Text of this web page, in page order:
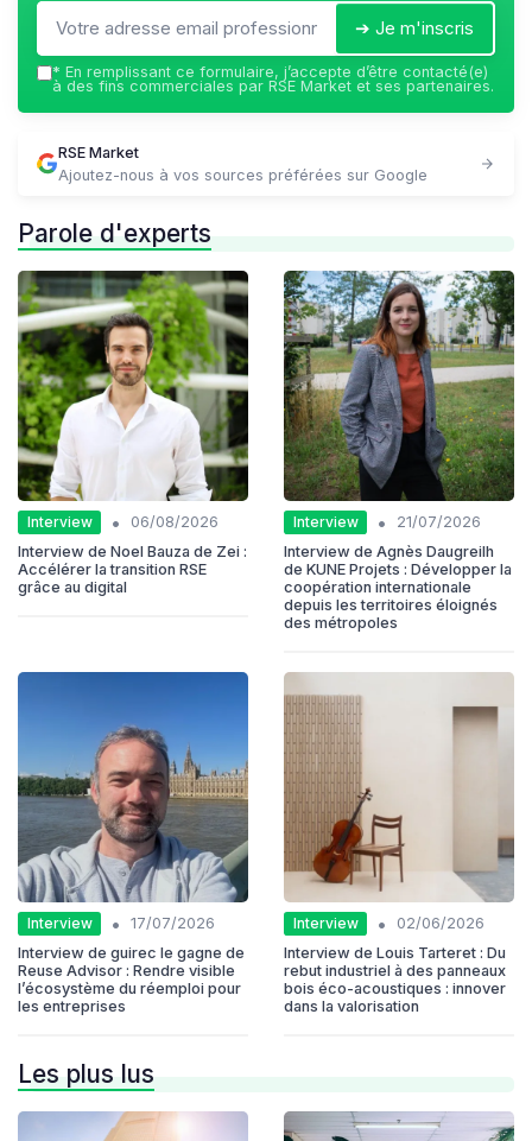
➔ Je m'inscris
* En remplissant ce formulaire, j’accepte d’être contacté(e)
à des fins commerciales par RSE Market et ses partenaires.
RSE Market
Ajoutez-nous à vos sources préférées sur Google
Parole d'experts
Interview •
06/08/2026
Interview de Noel Bauza de Zei :
Accélérer la transition RSE
grâce au digital
Interview •
21/07/2026
Interview de Agnès Daugreilh
de KUNE Projets : Développer la
coopération internationale
depuis les territoires éloignés
des métropoles
Interview •
17/07/2026
Interview de guirec le gagne de
Reuse Advisor : Rendre visible
l’écosystème du réemploi pour
les entreprises
Interview •
02/06/2026
Interview de Louis Tarteret : Du
rebut industriel à des panneaux
bois éco-acoustiques : innover
dans la valorisation
Les plus lus